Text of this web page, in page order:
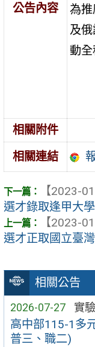
相關公告
2026-07-27 實
高中部115-1多
普三、職二)
公告內容
為
及
動全
相關附件
相關連結
【2023-
選才錄取逢甲大
【2023-
選才正取國立臺